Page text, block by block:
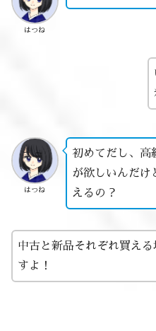
はつね
はつね
初めてだし、高
が欲しいんだけ
えるの？
中古と新品それぞれ買える
すよ！